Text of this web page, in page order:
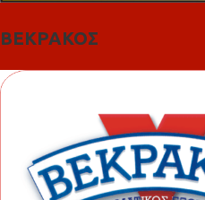
ΒΕΚΡΑΚΟΣ